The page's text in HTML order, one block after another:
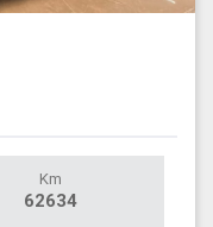
Km
62634